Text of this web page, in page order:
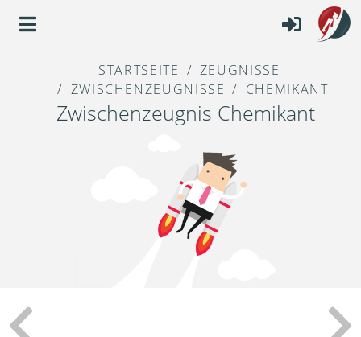
STARTSEITE
ZEUGNISSE
ZWISCHENZEUGNISSE
CHEMIKANT
Zwischenzeugnis Chemikant